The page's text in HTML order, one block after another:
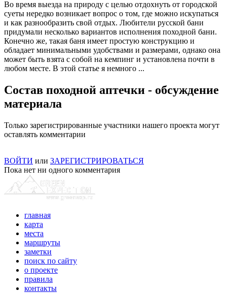
Во время выезда на природу с целью отдохнуть от городской
суеты нередко возникает вопрос о том, где можно искупаться
и как разнообразить свой отдых. Любители русской бани
придумали несколько вариантов исполнения походной бани.
Конечно же, такая баня имеет простую конструкцию и
обладает минимальными удобствами и размерами, однако она
может быть взята с собой на кемпинг и установлена почти в
любом месте. В этой статье я немного ...
Состав походной аптечки - обсуждение
материала
Только зарегистрированные участники нашего проекта могут
оставлять комментарии
ВОЙТИ или ЗАРЕГИСТРИРОВАТЬСЯ
Пока нет ни одного комментария
главная
карта
места
маршруты
заметки
поиск по сайту
о проекте
правила
контакты